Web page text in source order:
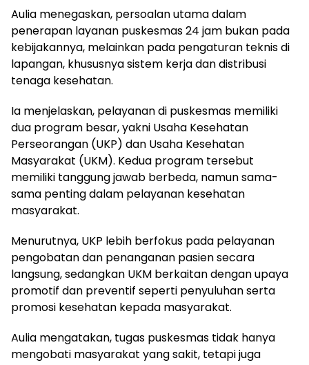
Aulia menegaskan, persoalan utama dalam
penerapan layanan puskesmas 24 jam bukan pada
kebijakannya, melainkan pada pengaturan teknis di
lapangan, khususnya sistem kerja dan distribusi
tenaga kesehatan.
Ia menjelaskan, pelayanan di puskesmas memiliki
dua program besar, yakni Usaha Kesehatan
Perseorangan (UKP) dan Usaha Kesehatan
Masyarakat (UKM). Kedua program tersebut
memiliki tanggung jawab berbeda, namun sama-
sama penting dalam pelayanan kesehatan
masyarakat.
Menurutnya, UKP lebih berfokus pada pelayanan
pengobatan dan penanganan pasien secara
langsung, sedangkan UKM berkaitan dengan upaya
promotif dan preventif seperti penyuluhan serta
promosi kesehatan kepada masyarakat.
Aulia mengatakan, tugas puskesmas tidak hanya
mengobati masyarakat yang sakit, tetapi juga